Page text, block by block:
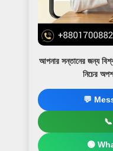
আপনার সন্তানের জন্য
নিচের
💬
🟢